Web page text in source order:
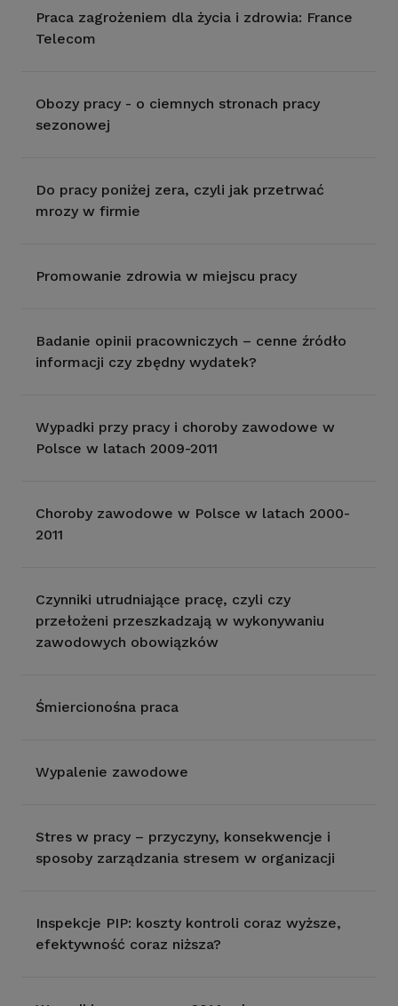
Praca zagrożeniem dla życia i zdrowia: France
Telecom
Obozy pracy - o ciemnych stronach pracy
sezonowej
Do pracy poniżej zera, czyli jak przetrwać
mrozy w firmie
Promowanie zdrowia w miejscu pracy
Badanie opinii pracowniczych – cenne źródło
informacji czy zbędny wydatek?
Wypadki przy pracy i choroby zawodowe w
Polsce w latach 2009-2011
Choroby zawodowe w Polsce w latach 2000-
2011
Czynniki utrudniające pracę, czyli czy
przełożeni przeszkadzają w wykonywaniu
zawodowych obowiązków
Śmiercionośna praca
Wypalenie zawodowe
Stres w pracy – przyczyny, konsekwencje i
sposoby zarządzania stresem w organizacji
Inspekcje PIP: koszty kontroli coraz wyższe,
efektywność coraz niższa?